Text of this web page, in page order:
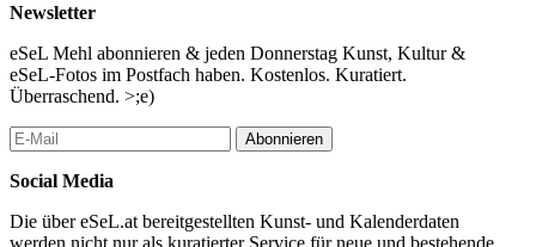
Newsletter
eSeL Mehl abonnieren & jeden Donnerstag Kunst, Kultur &
eSeL-Fotos im Postfach haben. Kostenlos. Kuratiert.
Überraschend. >;e)
Abonnieren
Social Media
Die über eSeL.at bereitgestellten Kunst- und Kalenderdaten
werden nicht nur als kuratierter Service für neue und bestehende